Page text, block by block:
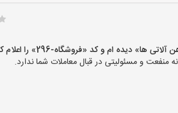
ام و کد «فروشگاه-296» را اعلام کنید»
و مسئولیتی در قبال معاملات شما ندارد.